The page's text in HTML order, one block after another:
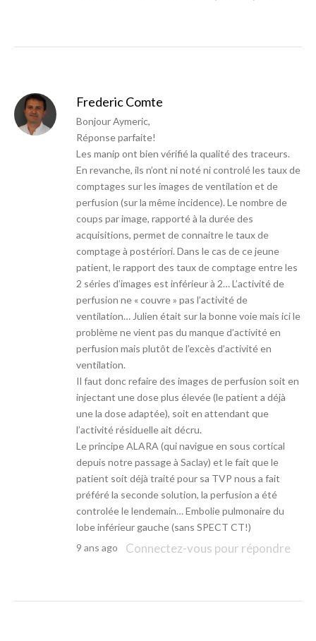
Frederic Comte
Bonjour Aymeric,
Réponse parfaite!
Les manip ont bien vérifié la qualité des traceurs.
En revanche, ils n’ont ni noté ni controlé les taux de
comptages sur les images de ventilation et de
perfusion (sur la même incidence). Le nombre de
coups par image, rapporté à la durée des
acquisitions, permet de connaitre le taux de
comptage à postériori. Dans le cas de ce jeune
patient, le rapport des taux de comptage entre les
2 séries d’images est inférieur à 2… L’activité de
perfusion ne « couvre » pas l’activité de
ventilation… Julien était sur la bonne voie mais ici le
problème ne vient pas du manque d’activité en
perfusion mais plutôt de l’excès d’activité en
ventilation.
Il faut donc refaire des images de perfusion soit en
injectant une dose plus élevée (le patient a déjà
une la dose adaptée), soit en attendant que
l’activité résiduelle ait décru.
Le principe ALARA (qui navigue en sous cortical
depuis notre passage à Saclay) et le fait que le
patient soit déjà traité pour sa TVP nous a fait
préféré la seconde solution, la perfusion a été
controlée le lendemain… Embolie pulmonaire du
lobe inférieur gauche (sans SPECT CT!)
9 ans ago
Connectez-vous pour répondre